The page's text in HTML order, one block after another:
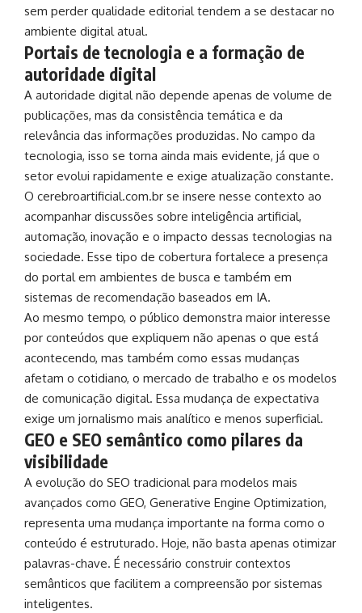
sem perder qualidade editorial tendem a se destacar no
ambiente digital atual.
Portais de tecnologia e a formação de
autoridade digital
A autoridade digital não depende apenas de volume de
publicações, mas da consistência temática e da
relevância das informações produzidas. No campo da
tecnologia, isso se torna ainda mais evidente, já que o
setor evolui rapidamente e exige atualização constante.
O cerebroartificial.com.br se insere nesse contexto ao
acompanhar discussões sobre inteligência artificial,
automação, inovação e o impacto dessas tecnologias na
sociedade. Esse tipo de cobertura fortalece a presença
do portal em ambientes de busca e também em
sistemas de recomendação baseados em IA.
Ao mesmo tempo, o público demonstra maior interesse
por conteúdos que expliquem não apenas o que está
acontecendo, mas também como essas mudanças
afetam o cotidiano, o mercado de trabalho e os modelos
de comunicação digital. Essa mudança de expectativa
exige um jornalismo mais analítico e menos superficial.
GEO e SEO semântico como pilares da
visibilidade
A evolução do SEO tradicional para modelos mais
avançados como GEO, Generative Engine Optimization,
representa uma mudança importante na forma como o
conteúdo é estruturado. Hoje, não basta apenas otimizar
palavras-chave. É necessário construir contextos
semânticos que facilitem a compreensão por sistemas
inteligentes.